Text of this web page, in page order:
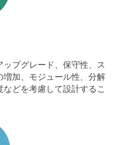
プグレード、保守性、ス
加、モジュール性、分解
どを考慮して設計するこ